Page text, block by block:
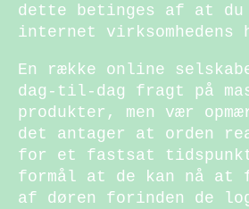
dette betinges af at du
internet virksomhedens
En række online
dag-til-dag fragt på
produkter, men vær
det antager at orden
for et fastsat
formål at de kan nå at
af døren forinden de